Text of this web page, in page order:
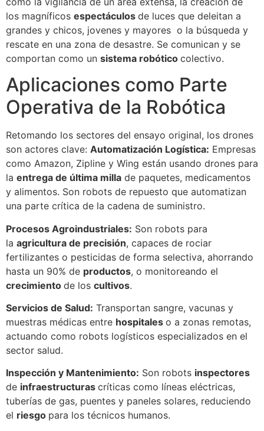
los magníficos espectáculos de luces que deleitan a
grandes y chicos, jovenes y mayores o la búsqueda y
rescate en una zona de desastre. Se comunican y se
comportan como un sistema robótico colectivo.
Aplicaciones como Parte
Operativa de la Robótica
Retomando los sectores del ensayo original, los drones
son actores clave: Automatización Logística: Empresas
como Amazon, Zipline y Wing están usando drones para
la entrega de última milla de paquetes, medicamentos
y alimentos. Son robots de repuesto que automatizan
una parte crítica de la cadena de suministro.
Procesos Agroindustriales: Son robots para
la agricultura de precisión, capaces de rociar
fertilizantes o pesticidas de forma selectiva, ahorrando
hasta un 90% de productos, o monitoreando el
crecimiento de los cultivos.
Servicios de Salud: Transportan sangre, vacunas y
muestras médicas entre hospitales o a zonas remotas,
actuando como robots logísticos especializados en el
sector salud.
Inspección y Mantenimiento: Son robots inspectores
de infraestructuras críticas como líneas eléctricas,
tuberías de gas, puentes y paneles solares, reduciendo
el riesgo para los técnicos humanos.